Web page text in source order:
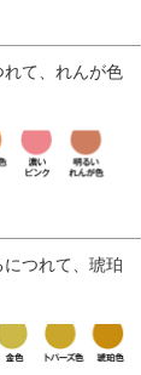
て、れんが色
つれて、琥珀